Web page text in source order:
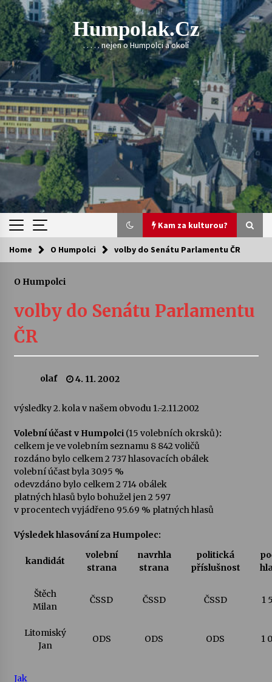
Skip
to
content
Humpolak.cz
. . . . . nejen o Humpolci a okolí
Kam za kulturou?
Kam za kulturou?
Sukuba Ensemble
4. 8. 2026
kapkou
Veselí muzikanti
Pozvánka na integrační festival Quijotova
šedesátka: 28. 7.–1. 8. 2026
28. 7. 2026
Letní koncerty ve Stromovce: Kolchoz a
28. 7. 2026
Votavžatský ploty
22. 7. 2026
Home O Humpolci volby do Senátu Parlamentu ČR
O Humpolci
volby do Senátu Parlamentu
ČR
olaf 4. 11. 2002
výsledky 2. kola v našem obvodu 1.-2.11.2002
Volební účast v Humpolci (15 volebních okrsků):
celkem je ve volebním seznamu 8 842 voličů
rozdáno bylo celkem 2 737 hlasovacích obálek
volební účast byla 30.95 %
odevzdáno bylo celkem 2 714 obálek
platných hlasů bylo bohužel jen 2 597
v procentech vyjádřeno 95.69 % platných hlasů
Výsledek hlasování za Humpolec:
kandidát
volební
strana
navrhla
strana
politická
příslušnost
Štěch
Milan
ČSSD ČSSD ČSSD 1
Litomiský
Jan
ODS ODS ODS 1
Jak